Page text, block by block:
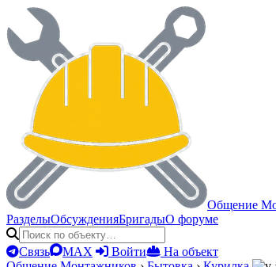
Общение
РазделыОбсужденияБригадыО форуме
Связь MAX Войти
На объект